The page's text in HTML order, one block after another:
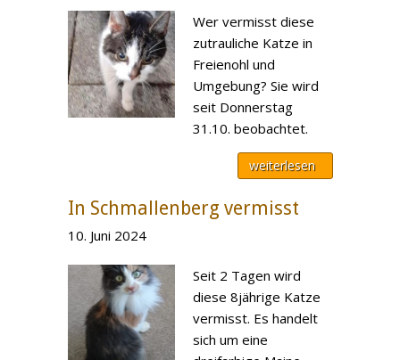
Wer vermisst diese
zutrauliche Katze in
Freienohl und
Umgebung? Sie wird
seit Donnerstag
31.10. beobachtet.
weiterlesen
In Schmallenberg vermisst
10. Juni 2024
Seit 2 Tagen wird
diese 8jährige Katze
vermisst. Es handelt
sich um eine